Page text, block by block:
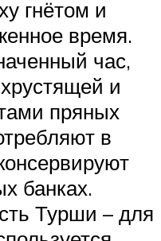
гнётом и
время.
час,
и
пряных
в
банках.
Турши – для